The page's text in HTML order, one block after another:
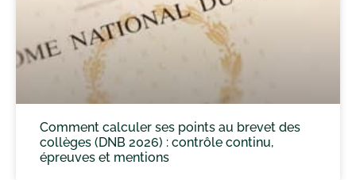
Comment calculer ses points au brevet des
collèges (DNB 2026) : contrôle continu,
épreuves et mentions